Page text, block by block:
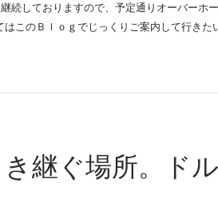
続しておりますので、予定通りオーバーホ
このＢｌｏｇでじっくりご案内して行きた
継ぐ場所。ドル